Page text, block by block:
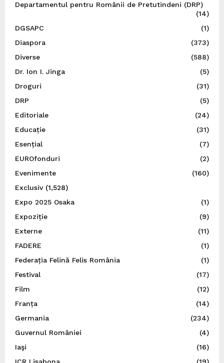
Departamentul pentru Românii de Pretutindeni (DRP)
(14)
DGSAPC
(1)
Diaspora
(373)
Diverse
(588)
Dr. Ion I. Jinga
(5)
Droguri
(31)
DRP
(5)
Editoriale
(24)
Educație
(31)
Esențial
(7)
EUROfonduri
(2)
Evenimente
(160)
Exclusiv(1,528)
Expo 2025 Osaka
(1)
Expoziție
(9)
Externe
(11)
FADERE
(1)
Federația Felină Felis România
(1)
Festival
(17)
Film
(12)
Franța
(14)
Germania
(234)
Guvernul României
(4)
Iaşi
(16)